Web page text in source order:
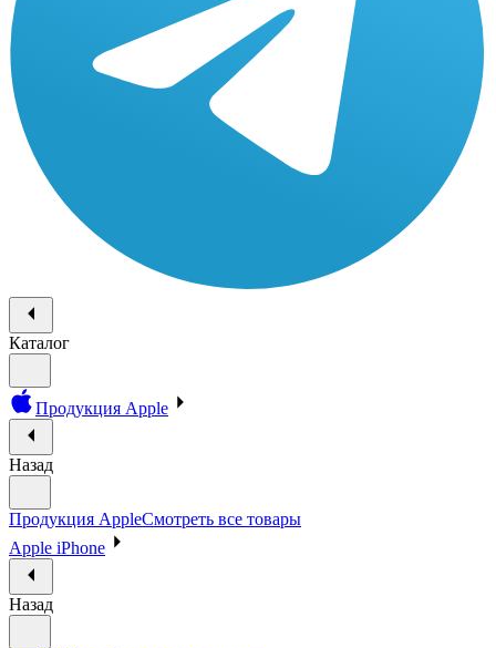
Каталог
Продукция Apple
Назад
Продукция AppleСмотреть все товары
Apple iPhone
Назад